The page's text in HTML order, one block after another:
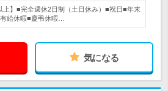
上】■完全週休2日制（土日休み）■祝日■年末
給休暇■慶弔休暇…
気になる